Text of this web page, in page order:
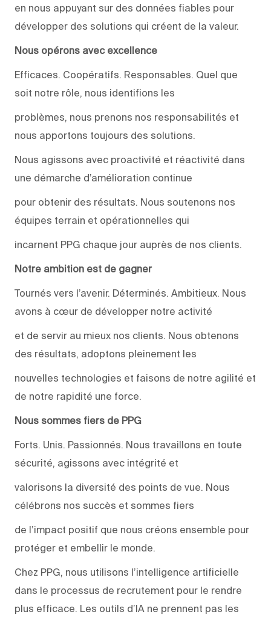
en nous appuyant sur des données fiables pour
développer des solutions qui créent de la valeur.
Nous opérons avec excellence
Efficaces. Coopératifs. Responsables. Quel que
soit notre rôle, nous identifions les
problèmes, nous prenons nos responsabilités et
nous apportons toujours des solutions.
Nous agissons avec proactivité et réactivité dans
une démarche d’amélioration continue
pour obtenir des résultats. Nous soutenons nos
équipes terrain et opérationnelles qui
incarnent PPG chaque jour auprès de nos clients.
Notre ambition est de gagner
Tournés vers l’avenir. Déterminés. Ambitieux. Nous
avons à cœur de développer notre activité
et de servir au mieux nos clients. Nous obtenons
des résultats, adoptons pleinement les
nouvelles technologies et faisons de notre agilité et
de notre rapidité une force.
Nous sommes fiers de PPG
Forts. Unis. Passionnés. Nous travaillons en toute
sécurité, agissons avec intégrité et
valorisons la diversité des points de vue. Nous
célébrons nos succès et sommes fiers
de l’impact positif que nous créons ensemble pour
protéger et embellir le monde.
Chez PPG, nous utilisons l’intelligence artificielle
dans le processus de recrutement pour le rendre
plus efficace. Les outils d’IA ne prennent pas les